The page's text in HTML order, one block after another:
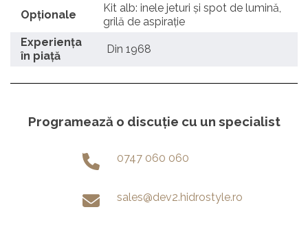
Opționale
Kit alb: inele jeturi și spot de lumină,
grilă de aspirație
Experienţa
în piaţă
Din 1968
Programează o discuție cu un specialist
0747 060 060
sales@dev2.hidrostyle.ro